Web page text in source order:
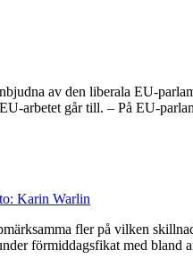
av den liberala EU-
arbetet går till. – På EU-
fler på vilken
förmiddagsfikat med